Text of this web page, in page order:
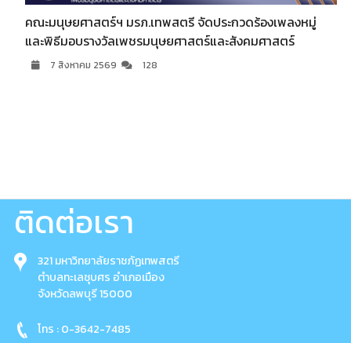
คณะมนุษยศาสตร์ฯ มรภ.เทพสตรี จัดประกวดร้องเพลงหมู่
และพิธีมอบรางวัลเพชรมนุษยศาสตร์และสังคมศาสตร์
7 สิงหาคม 2569 128
ติดต่อเรา
321 มหาวิทยาลัยราชภัฏเทพสตรี
ตำบลทะเลชุบศร อำเภอเมือง
จังหวัดลพบุรี 15000
โทร : 0-3642-7485